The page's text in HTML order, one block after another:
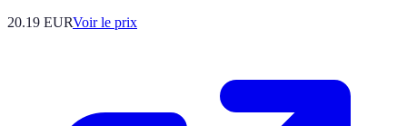
20.19 EURVoir le prix